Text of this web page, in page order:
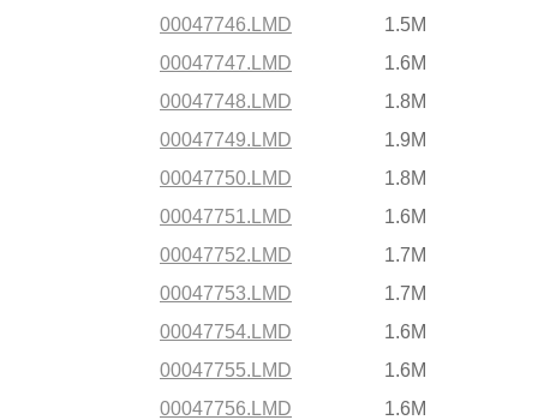
00047746.LMD
1.5M
00047747.LMD
1.6M
00047748.LMD
1.8M
00047749.LMD
1.9M
00047750.LMD
1.8M
00047751.LMD
1.6M
00047752.LMD
1.7M
00047753.LMD
1.7M
00047754.LMD
1.6M
00047755.LMD
1.6M
00047756.LMD
1.6M